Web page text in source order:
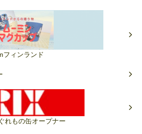
フィンランド
れもの缶オープナー